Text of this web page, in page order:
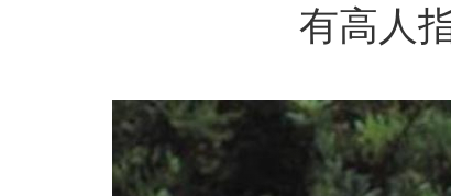
有高人